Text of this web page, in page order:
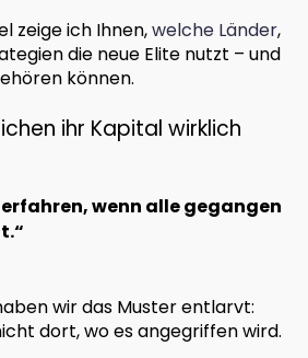
zeige ich Ihnen,welche Länder,
die neue Elite nutzt – und
können.
ihr Kapital wirklich
erfahren, wenn alle gegangen
wir das Muster entlarvt:
dort, wo es angegriffen wird.